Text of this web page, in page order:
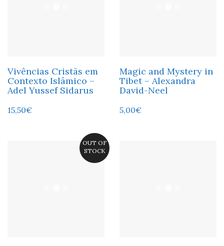
Vivências Cristãs em
Contexto Islâmico –
Adel Yussef Sidarus
15,50€
Magic and Mystery in
Tibet – Alexandra
David-Neel
5,00€
OUT OF
STOCK